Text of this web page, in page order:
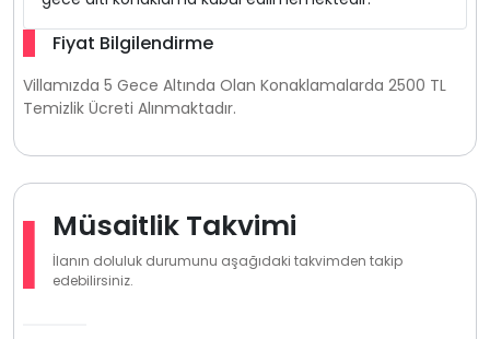
Fiyat Bilgilendirme
Villamızda 5 Gece Altında Olan Konaklamalarda 2500 TL
Temizlik Ücreti Alınmaktadır.
Müsaitlik Takvimi
İlanın doluluk durumunu aşağıdaki takvimden takip
edebilirsiniz.